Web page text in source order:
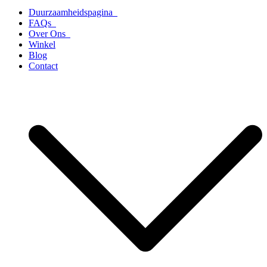
Duurzaamheidspagina
FAQs
Over Ons
Winkel
Blog
Contact